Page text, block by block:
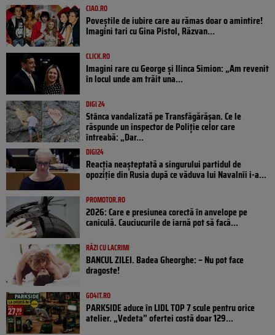
CIAO.RO
Poveştile de iubire care au rămas doar o amintire!
Imagini tari cu Gina Pistol, Răzvan...
CLICK.RO
Imagini rare cu George și Ilinca Simion: „Am revenit
în locul unde am trăit una...
DIGI 24
Stânca vandalizată pe Transfăgărășan. Ce le
răspunde un inspector de Poliție celor care
întreabă: „Dar...
DIGI24
Reacția neașteptată a singurului partidul de
opoziţie din Rusia după ce văduva lui Navalnîi i-a...
PROMOTOR.RO
2026: Care e presiunea corectă în anvelope pe
caniculă. Cauciucurile de iarnă pot să facă...
RÂZI CU LACRIMI
BANCUL ZILEI. Badea Gheorghe: – Nu pot face
dragoste!
GO4IT.RO
PARKSIDE aduce în LIDL TOP 7 scule pentru orice
atelier. „Vedeta” ofertei costă doar 129...